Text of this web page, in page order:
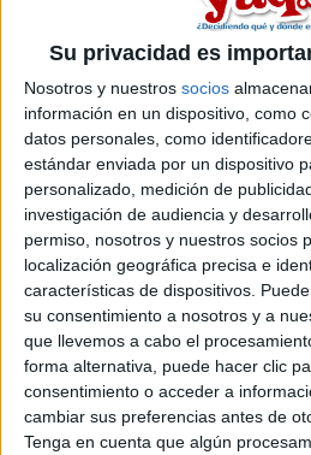
Su privacidad es
Nosotros y nuestros socios
información en un dispositivo, como
datos personales, como
estándar enviada por un dispositivo
personalizado, medición de
investigación de audiencia y
permiso, nosotros y nuestros socios
localización geográfica precisa e
características de dispositivos.
su consentimiento a nosotros y a
que llevemos a cabo el
forma alternativa, puede hacer clic
consentimiento o acceder a
cambiar sus preferencias antes de
Tenga en cuenta que algún
Inicio
Etiquetas: La universidad - un mundo